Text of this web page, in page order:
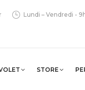
Lundi – Vendredi -
STORE